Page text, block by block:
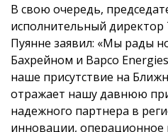
В свою очередь,
исполнительный
Пуянне заявил: «Мы рады
Бахрейном и Bapco
наше присутствие на
отражает нашу давнюю
надежного партнера в
инновации, операционное